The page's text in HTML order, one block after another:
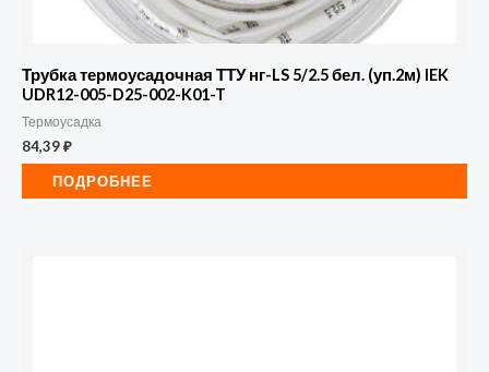
Трубка термоусадочная ТТУ нг-LS 5/2.5 бел. (уп.2м) IEK
UDR12-005-D25-002-K01-T
Термоусадка
84,39₽
ПОДРОБНЕЕ